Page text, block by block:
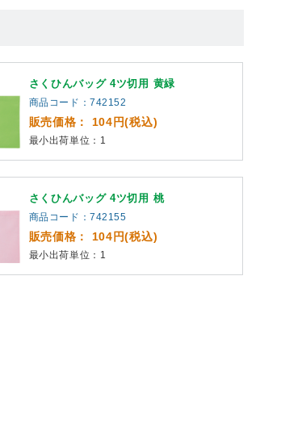
さくひんバッグ 4ツ切用 黄緑
商品コード：742152
販売価格： 104円(税込)
最小出荷単位：1
さくひんバッグ 4ツ切用 桃
商品コード：742155
販売価格： 104円(税込)
最小出荷単位：1